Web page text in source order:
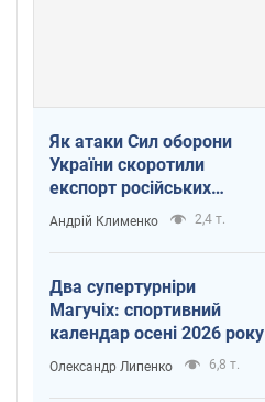
Як атаки Сил оборони
України скоротили
експорт російських
нафтопродуктів
Андрій Клименко 2,4 т.
Два супертурніри
Магучіх: спортивний
календар осені 2026 року
Олександр Липенко 6,8 т.